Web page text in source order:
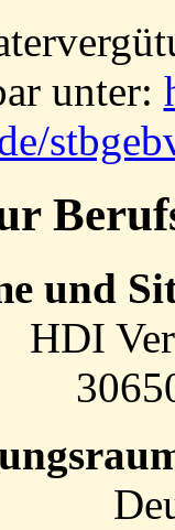
unter:
und
HDI